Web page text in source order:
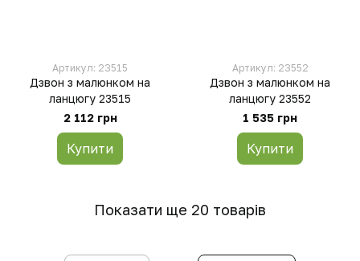
Артикул: 23515
Дзвон з малюнком на
ланцюгу 23515
2 112 грн
Купити
Артикул: 23552
Дзвон з малюнком на
ланцюгу 23552
1 535 грн
Купити
Показати ще 20 товарів